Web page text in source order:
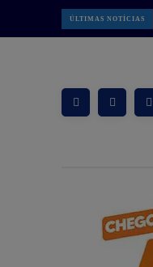
ÚLTIMAS NOTÍCIAS